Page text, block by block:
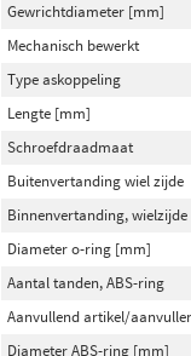
Gewrichtdiameter [mm]
Mechanisch bewerkt
Type askoppeling
Lengte [mm]
Schroefdraadmaat
Buitenvertanding wiel zijde
Binnenvertanding, wielzijde
Diameter o-ring [mm]
Aantal tanden, ABS-ring
Aanvullend artikel/
Diameter ABS-ring [mm]